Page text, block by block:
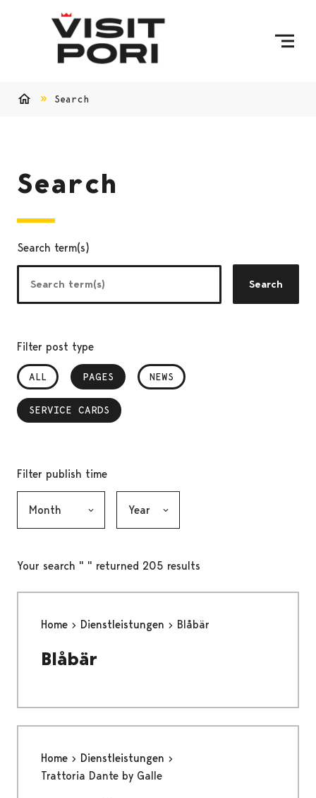
Search
Search
Search term(s)
Search
Filter post type
ALL PAGES
, SELECTED NEWS
SERVICE CARDS
, SELECTED
Filter publish time
Your search " " returned 205 results
Home Dienstleistungen Blåbär
Blåbär
Home
Dienstleistungen
Trattoria Dante by Galle